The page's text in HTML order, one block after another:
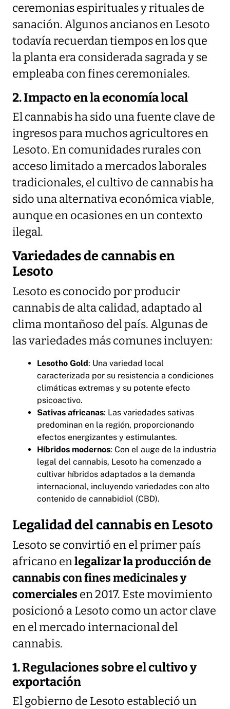
ceremonias espirituales y rituales de
sanación. Algunos ancianos en Lesoto
todavía recuerdan tiempos en los que
la planta era considerada sagrada y se
empleaba con fines ceremoniales.
2. Impacto en la economía local
El cannabis ha sido una fuente clave de
ingresos para muchos agricultores en
Lesoto. En comunidades rurales con
acceso limitado a mercados laborales
tradicionales, el cultivo de cannabis ha
sido una alternativa económica viable,
aunque en ocasiones en un contexto
ilegal.
Variedades de cannabis en
Lesoto
Lesoto es conocido por producir
cannabis de alta calidad, adaptado al
clima montañoso del país. Algunas de
las variedades más comunes incluyen:
Lesotho Gold: Una variedad local
caracterizada por su resistencia a condiciones
climáticas extremas y su potente efecto
psicoactivo.
Sativas africanas: Las variedades sativas
predominan en la región, proporcionando
efectos energizantes y estimulantes.
Híbridos modernos: Con el auge de la industria
legal del cannabis, Lesoto ha comenzado a
cultivar híbridos adaptados a la demanda
internacional, incluyendo variedades con alto
contenido de cannabidiol (CBD).
Legalidad del cannabis en Lesoto
Lesoto se convirtió en el primer país
africano enlegalizar la producción de
cannabis con fines medicinales y
comerciales en 2017. Este movimiento
posicionó a Lesoto como un actor clave
en el mercado internacional del
cannabis.
1. Regulaciones sobre el cultivo y
exportación
El gobierno de Lesoto estableció un